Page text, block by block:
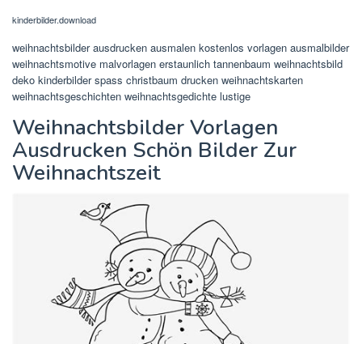
kinderbilder.download
weihnachtsbilder ausdrucken ausmalen kostenlos vorlagen ausmalbilder
weihnachtsmotive malvorlagen erstaunlich tannenbaum weihnachtsbild
deko kinderbilder spass christbaum drucken weihnachtskarten
weihnachtsgeschichten weihnachtsgedichte lustige
Weihnachtsbilder Vorlagen
Ausdrucken Schön Bilder Zur
Weihnachtszeit